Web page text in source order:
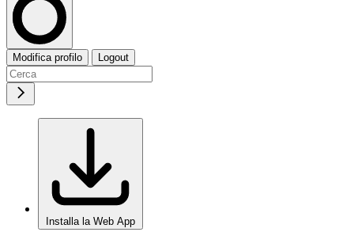
Modifica profilo Logout
Installa la Web App